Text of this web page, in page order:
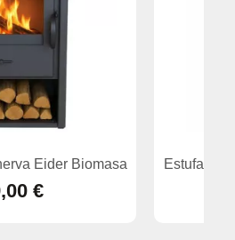
Eider Biomasa
€
Estufa de